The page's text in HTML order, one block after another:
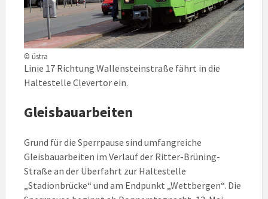
© üstra
Linie 17 Richtung Wallensteinstraße fährt in die
Haltestelle Clevertor ein.
Gleisbauarbeiten
Grund für die Sperrpause sind umfangreiche
Gleisbauarbeiten im Verlauf der Ritter-Brüning-
Straße an der Überfahrt zur Haltestelle
„Stadionbrücke“ und am Endpunkt „Wettbergen“. Die